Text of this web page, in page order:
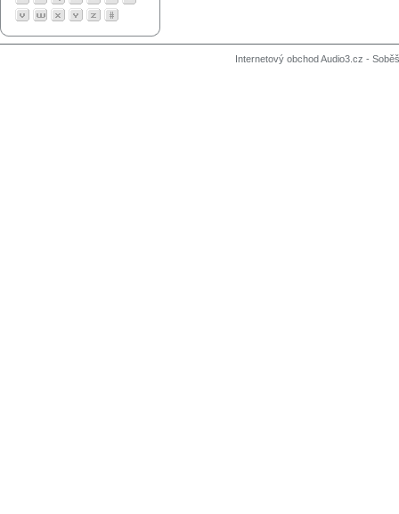
Internetový obchod Audio3.cz -